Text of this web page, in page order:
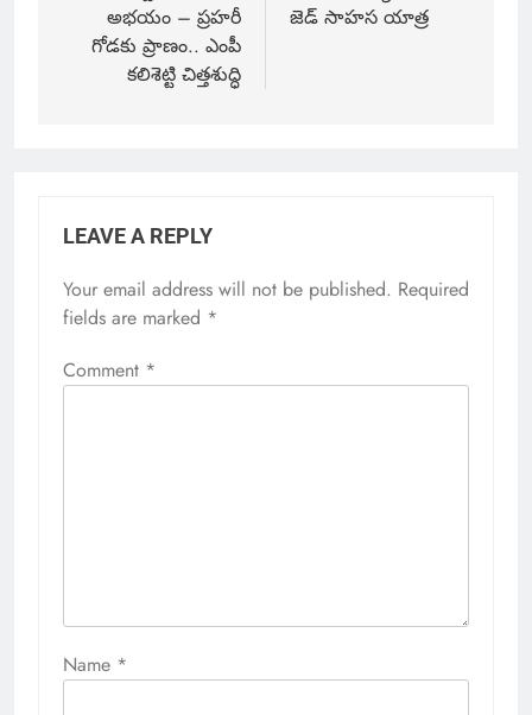
అభయం – ప్రహరీ
గోడకు ప్రాణం.. ఎంపీ
కలిశెట్టి చిత్తశుద్ధి
జెడ్ సాహస యాత్ర
LEAVE A REPLY
Your email address will not be published. Required
fields are marked *
Comment *
Name *